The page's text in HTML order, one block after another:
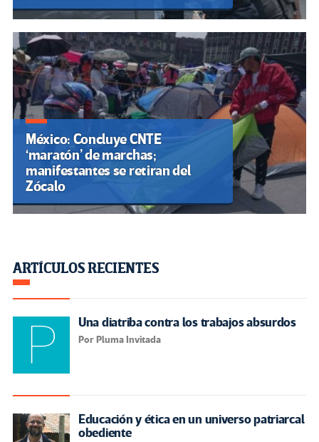
México: Concluye CNTE
‘maratón’ de marchas;
manifestantes se retiran del
Zócalo
ARTÍCULOS RECIENTES
Una diatriba contra los trabajos absurdos
Por Pluma Invitada
Educación y ética en un universo patriarcal
obediente